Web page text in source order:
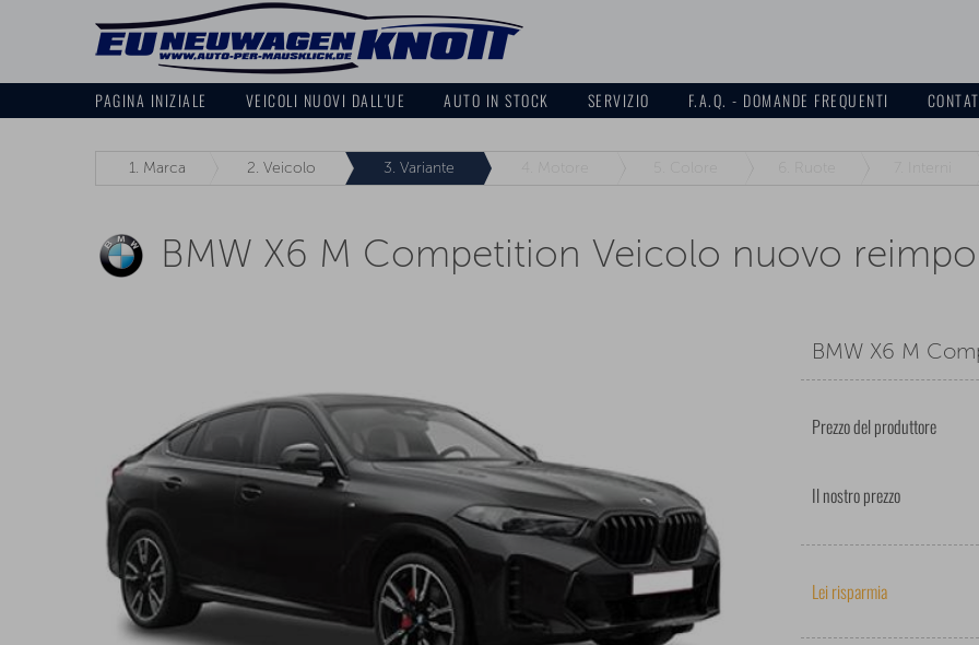
PAGINA INIZIALE VEICOLI NUOVI DALL'UE AUTO IN STOCK SERVIZIO F.A.Q. - DOMANDE FREQUENTI
1. Marca 2. Veicolo 3. Variante
BMW X6 M Competition Veicolo nuovo
BMW X6 M
Prezzo del produttore
Il nostro prezzo
Lei risparmia